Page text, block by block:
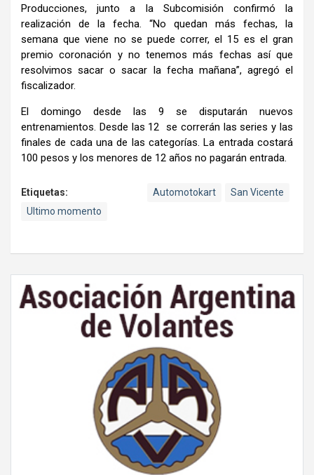
Producciones, junto a la Subcomisión confirmó la
realización de la fecha. “No quedan más fechas, la
semana que viene no se puede correr, el 15 es el gran
premio coronación y no tenemos más fechas así que
resolvimos sacar o sacar la fecha mañana”, agregó el
fiscalizador.
El domingo desde las 9 se disputarán nuevos
entrenamientos. Desde las 12 se correrán las series y las
finales de cada una de las categorías. La entrada costará
100 pesos y los menores de 12 años no pagarán entrada.
Etiquetas: Automotokart
San Vicente
Ultimo momento